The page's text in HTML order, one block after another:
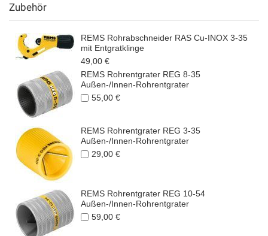
Zubehör
REMS Rohrabschneider RAS Cu-INOX 3-35
mit Entgratklinge
49,00 €
REMS Rohrentgrater REG 8-35
Außen-/Innen-Rohrentgrater
55,00 €
REMS Rohrentgrater REG 3-35
Außen-/Innen-Rohrentgrater
29,00 €
REMS Rohrentgrater REG 10-54
Außen-/Innen-Rohrentgrater
59,00 €